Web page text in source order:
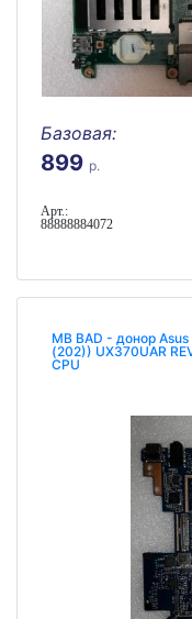
Базовая:
899 р.
Арт.:
88888884072
MB BAD - донор
(202)) UX370UAR
CPU